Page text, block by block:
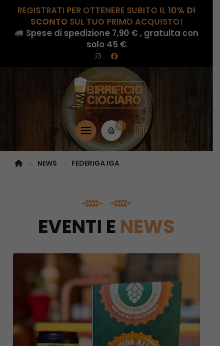
REGISTRATI PER OTTENERE SUBITO IL 10% DI
SCONTO SUL TUO PRIMO ACQUISTO!
Spese di spedizione 7,90 € , gratuita con
solo 45 €
0
HOME
→ NEWS → FEDERIGA IGA
EVENTI E NEWS